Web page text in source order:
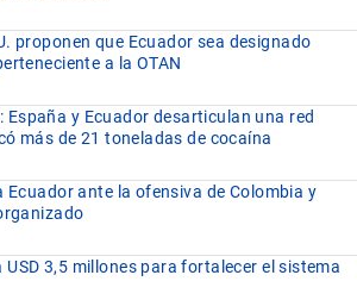
proponen que Ecuador sea designado
a la OTAN
y Ecuador desarticulan una red
más de 21 toneladas de cocaína
Ecuador ante la ofensiva de Colombia y
3,5 millones para fortalecer el sistema